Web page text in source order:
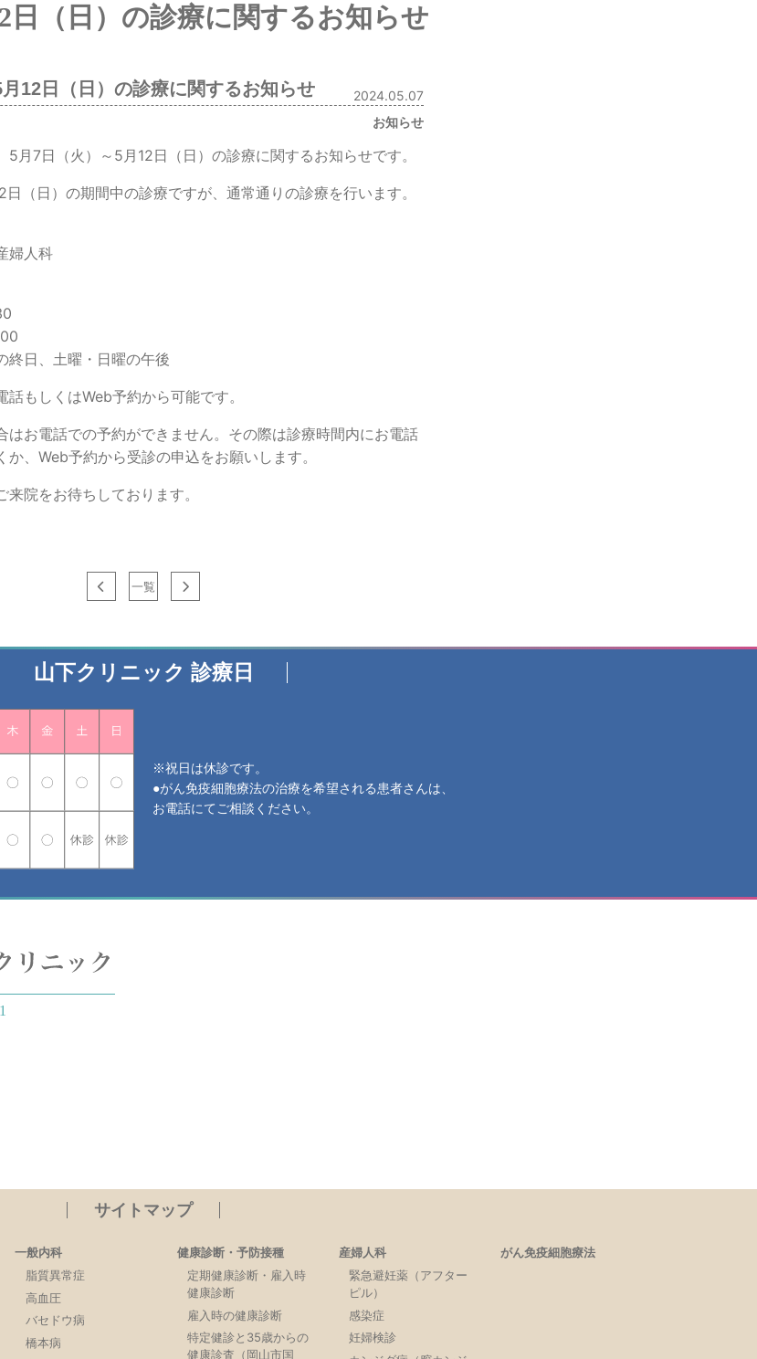
日（日）の診療に関するお知らせ
12日（日）の診療に関するお知らせ
2024.05.07
お知らせ
5月7日（火）～5月12日（日）の診療に関するお知らせです。
（日）の期間中の診療ですが、通常通りの診療を行います。
婦人科
終日、土曜・日曜の午後
もしくはWeb予約から可能です。
はお電話での予約ができません。その際は診療時間内にお電話
か、Web予約から受診の申込をお願いします。
院をお待ちしております。
一覧
山下クリニック 診療日
※祝日は休診です。
●がん免疫細胞療法の治療を希望される患者さんは、
お電話にてご相談ください。
サイトマップ
一般内科
脂質異常症
高血圧
バセドウ病
橋本病
健康診断・予防接種
定期健康診断・雇入時
健康診断
雇入時の健康診断
特定健診と35歳からの
健康診査（岡山市国
産婦人科
緊急避妊薬（アフター
ピル）
感染症
妊婦検診
がん免疫細胞療法